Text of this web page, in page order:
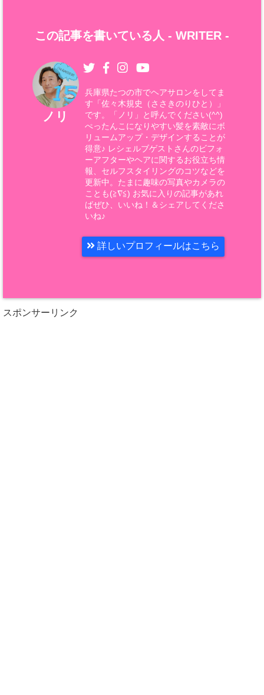
この記事を書いている人 - WRITER -
ノリ
兵庫県たつの市でヘアサロンをしてま
す「佐々木規史（ささきのりひと）」
です。「ノリ」と呼んでください(^^)
ぺったんこになりやすい髪を素敵にボ
リュームアップ・デザインすることが
得意♪ レシェルブゲストさんのビフォ
ーアフターやヘアに関するお役立ち情
報、セルフスタイリングのコツなどを
更新中。たまに趣味の写真やカメラの
ことも(≧∇≦) お気に入りの記事があれ
ばぜひ、いいね！＆シェアしてくださ
いね♪
詳しいプロフィールはこちら
スポンサーリンク